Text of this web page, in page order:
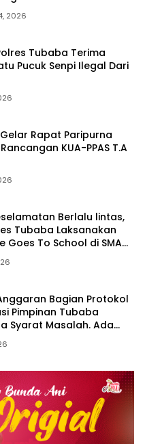
Unggulan
2026
Tubaba Terima
Pucuk Senpi Ilegal Dari
Rapat Paripurna
KUA-PPAS T.A
Berlalu lintas,
Tubaba Laksanakan
Goes To School di SMAN
Bagian Protokol
Pimpinan Tubaba
Syarat Masalah. Ada
Tindih dan Kegiatan